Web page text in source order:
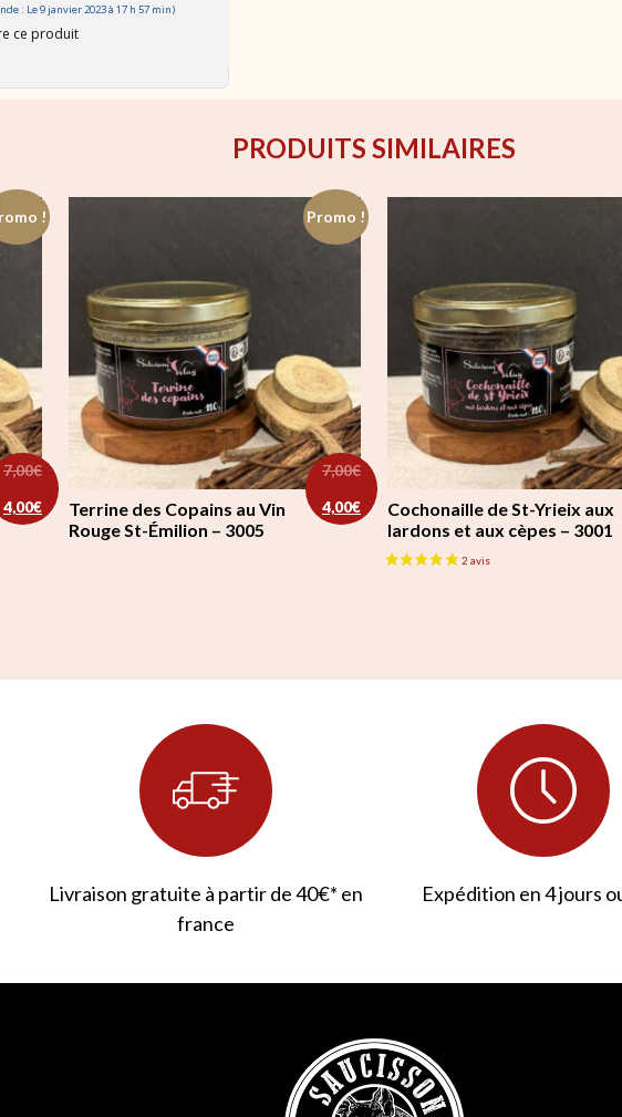
: Le 9 janvier 2023 à 17 h 57 min)
ce produit
PRODUITS SIMILAIRES
!
7,00€
Le prix initial était : 7,00€.
4,00€
Le prix actuel est : 4,00€.
Promo !
Terrine des Copains au Vin
Rouge St-Émilion – 3005
7,00€
Le prix initial était : 7,00€.
4,00€
Le prix actuel est : 4,00€.
Cochonaille de St-Yrieix aux
lardons et aux cèpes – 3001
Livraison gratuite à partir de 40€* en
france
Expédition en 4 jours